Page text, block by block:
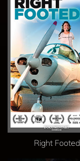
Right Footed